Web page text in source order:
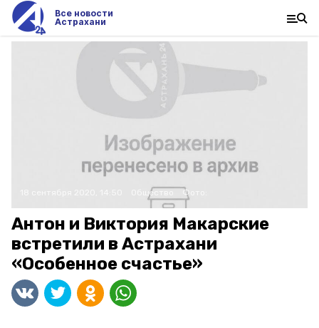
Все новости
Астрахани
Общество Фото:
Антон и Виктория Макарские
встретили в Астрахани
«Особенное счастье»